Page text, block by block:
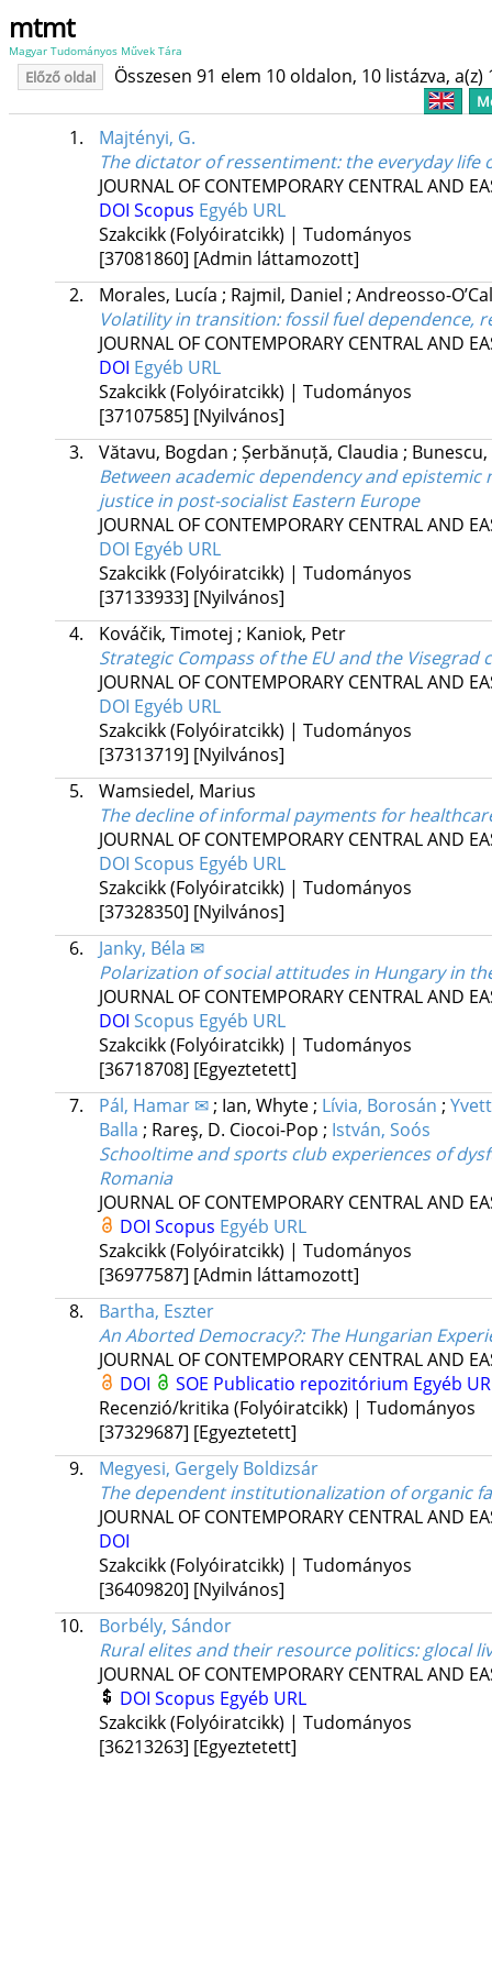
mtmt
Magyar Tudományos Művek Tára
Előző oldal Összesen 91 elem 10 oldalon, 10 listázva,
1.
Majtényi, G.
The dictator of ressentiment: the everyday life
JOURNAL OF CONTEMPORARY CENTRAL AND
DOI Scopus Egyéb URL
Szakcikk (Folyóiratcikk) | Tudományos
[37081860] [Admin láttamozott]
2.
Morales, Lucía ; Rajmil, Daniel ; Andreosso-
Volatility in transition: fossil fuel dependence,
JOURNAL OF CONTEMPORARY CENTRAL AND
DOI Egyéb URL
Szakcikk (Folyóiratcikk) | Tudományos
[37107585] [Nyilvános]
3.
Vătavu, Bogdan ; Șerbănuță, Claudia ;
Between academic dependency and
justice in post-socialist Eastern Europe
JOURNAL OF CONTEMPORARY CENTRAL AND
DOI Egyéb URL
Szakcikk (Folyóiratcikk) | Tudományos
[37133933] [Nyilvános]
4.
Kováčik, Timotej ; Kaniok, Petr
Strategic Compass of the EU and the
JOURNAL OF CONTEMPORARY CENTRAL AND
DOI Egyéb URL
Szakcikk (Folyóiratcikk) | Tudományos
[37313719] [Nyilvános]
5.
Wamsiedel, Marius
The decline of informal payments for
JOURNAL OF CONTEMPORARY CENTRAL AND
DOI Scopus Egyéb URL
Szakcikk (Folyóiratcikk) | Tudományos
[37328350] [Nyilvános]
6.
Janky, Béla ✉
Polarization of social attitudes in Hungary in
JOURNAL OF CONTEMPORARY CENTRAL AND
DOI Scopus Egyéb URL
Szakcikk (Folyóiratcikk) | Tudományos
[36718708] [Egyeztetett]
7.
Pál, Hamar ✉; Ian, Whyte; Lívia, Borosán ;
Balla ; Rareş, D. Ciocoi-Pop ; István, Soós
Schooltime and sports club experiences of
Romania
JOURNAL OF CONTEMPORARY CENTRAL AND
DOI Scopus Egyéb URL
Szakcikk (Folyóiratcikk) | Tudományos
[36977587] [Admin láttamozott]
8.
Bartha, Eszter
An Aborted Democracy?: The Hungarian
JOURNAL OF CONTEMPORARY CENTRAL AND
DOI
SOE Publicatio repozitórium Egyéb
Recenzió/kritika (Folyóiratcikk) | Tudományos
[37329687] [Egyeztetett]
9.
Megyesi, Gergely Boldizsár
The dependent institutionalization of organic
JOURNAL OF CONTEMPORARY CENTRAL AND
DOI
Szakcikk (Folyóiratcikk) | Tudományos
[36409820] [Nyilvános]
10.
Borbély, Sándor
Rural elites and their resource politics: glocal
JOURNAL OF CONTEMPORARY CENTRAL AND
DOI Scopus Egyéb URL
Szakcikk (Folyóiratcikk) | Tudományos
[36213263] [Egyeztetett]